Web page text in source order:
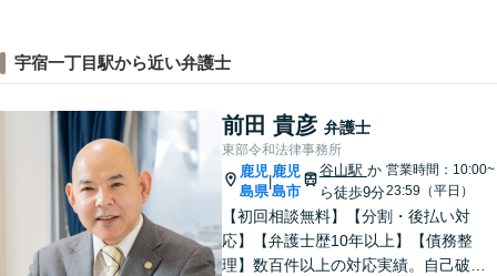
宇宿一丁目駅から近い弁護士
前田 貴彦 弁護士
東部令和法律事務所
鹿児
島県
|
鹿児
島市
谷山駅 か
ら徒歩9分
営業時間：10:00~
23:59（平日）
【初回相談無料】【分割・後払い対
応】【弁護士歴10年以上】【債務整
理】数百件以上の対応実績。自己破